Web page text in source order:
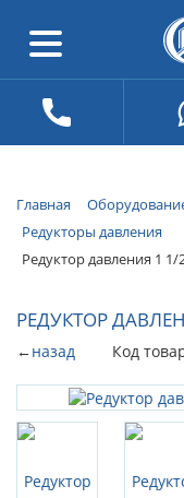
Главная
Редукторы давления
Редуктор давления 1 1/
РЕДУКТОР
←назад Код